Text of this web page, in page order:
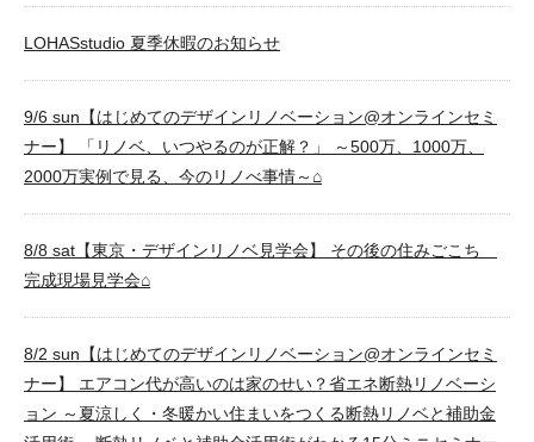
LOHASstudio 夏季休暇のお知らせ
9/6 sun【はじめてのデザインリノベーション@オンラインセミ
ナー】 「リノベ、いつやるのが正解？」 ～500万、1000万、
2000万実例で見る、今のリノべ事情～⌂
8/8 sat【東京・デザインリノベ見学会】 その後の住みごこち
完成現場見学会⌂
8/2 sun【はじめてのデザインリノベーション@オンラインセミ
ナー】 エアコン代が高いのは家のせい？省エネ断熱リノベーシ
ョン ～夏涼しく・冬暖かい住まいをつくる断熱リノベと補助金